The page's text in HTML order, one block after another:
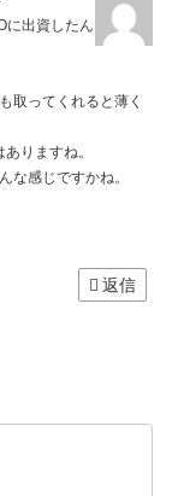
に出資したん
取ってくれると薄く
りますね。
な感じですかね。
返信